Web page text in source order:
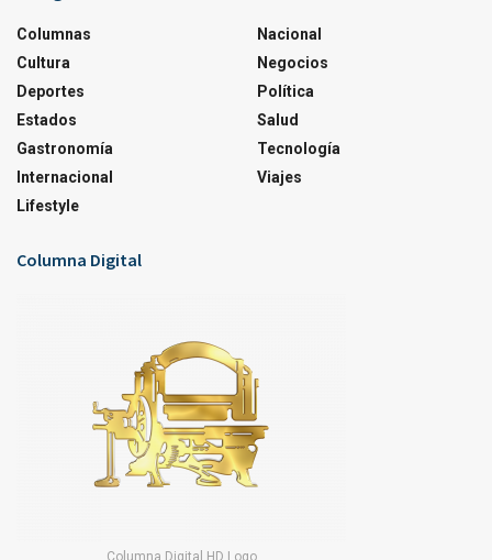
Columnas
Cultura
Deportes
Estados
Gastronomía
Internacional
Lifestyle
Nacional
Negocios
Política
Salud
Tecnología
Viajes
Columna Digital